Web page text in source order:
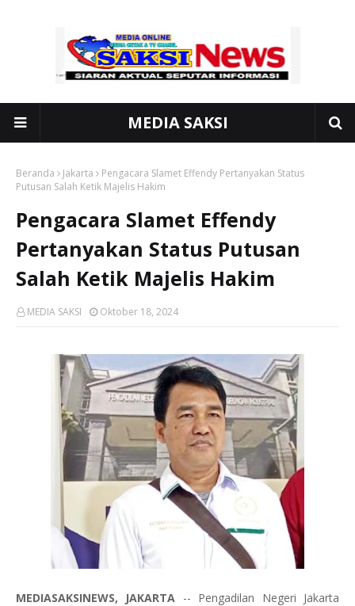
MEDIA SAKSI
Beranda Jakarta
Pengacara Slamet Effendy Pertanyakan Status
Putusan Salah Ketik Majelis Hakim
Pengacara Slamet Effendy
Pertanyakan Status Putusan
Salah Ketik Majelis Hakim
MEDIA SAKSI Oktober 18, 2024
MEDIASAKSINEWS, JAKARTA -- Pengadilan Negeri Jakarta